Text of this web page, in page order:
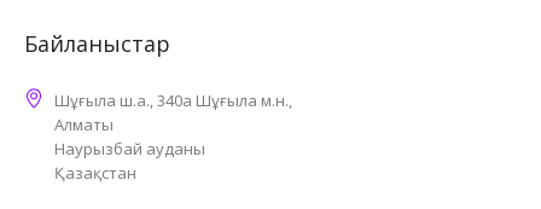
Байланыстар
Шұғыла ш.а., 340а Шұғыла м.н.,
Алматы
Наурызбай ауданы
Қазақстан